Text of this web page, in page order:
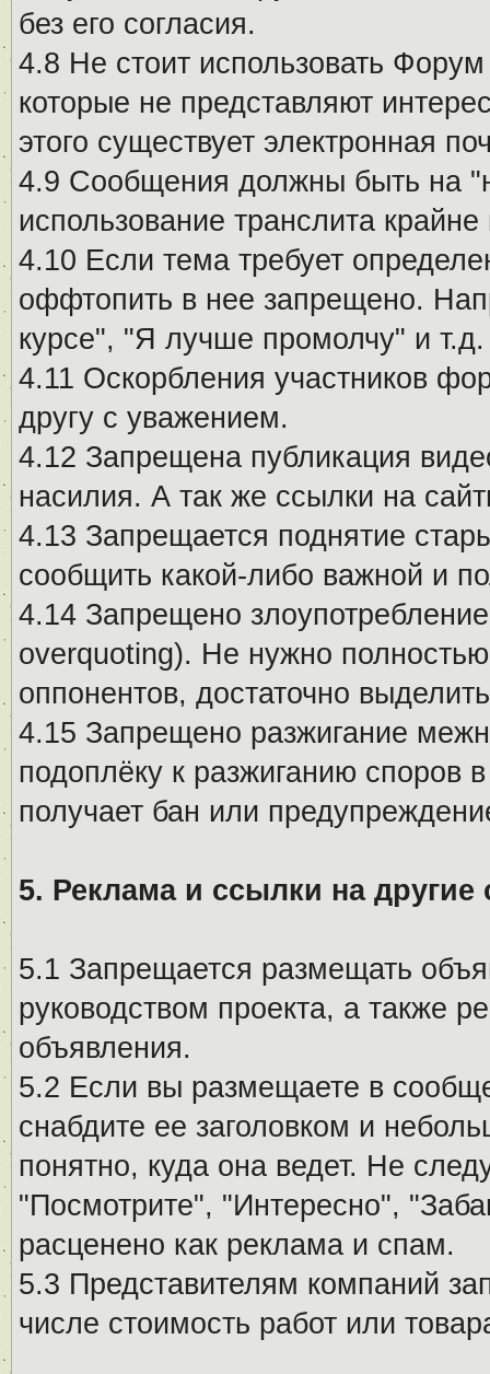
без его согласия.
4.8 Не стоит использовать
которые не представляют
этого существует электронная
4.9 Сообщения должны быть на
использование транслита
4.10 Если тема требует
оффтопить в нее запрещено.
курсе", "Я лучше промолчу" и
4.11 Оскорбления участников
другу с уважением.
4.12 Запрещена публикация
насилия. А так же ссылки на
4.13 Запрещается поднятие
сообщить какой-либо важной и
4.14 Запрещено
overquoting). Не нужно
оппонентов, достаточно
4.15 Запрещено разжигание
подоплёку к разжиганию споров
получает бан или
5. Реклама и ссылки на другие
5.1 Запрещается размещать
руководством проекта, а также
объявления.
5.2 Если вы размещаете в
снабдите ее заголовком и
понятно, куда она ведет. Не
"Посмотрите", "Интересно",
расценено как реклама и спам.
5.3 Представителям компаний
числе стоимость работ или